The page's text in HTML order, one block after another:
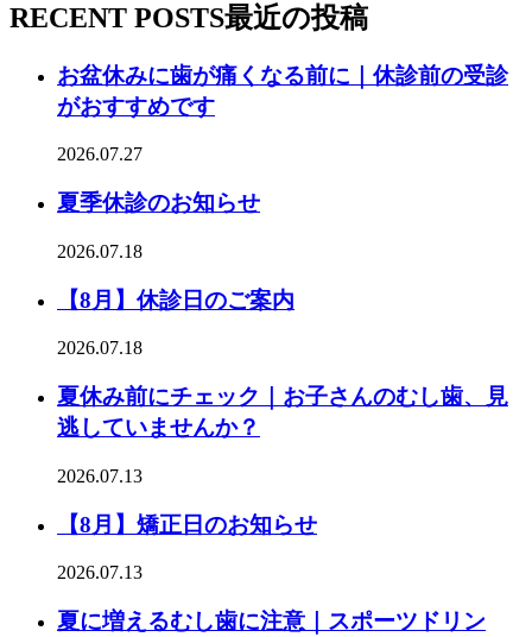
RECENT POSTS最近の投稿
お盆休みに歯が痛くなる前に｜休診前の受診
がおすすめです
2026.07.27
夏季休診のお知らせ
2026.07.18
【8月】休診日のご案内
2026.07.18
夏休み前にチェック｜お子さんのむし歯、見
逃していませんか？
2026.07.13
【8月】矯正日のお知らせ
2026.07.13
夏に増えるむし歯に注意｜スポーツドリン